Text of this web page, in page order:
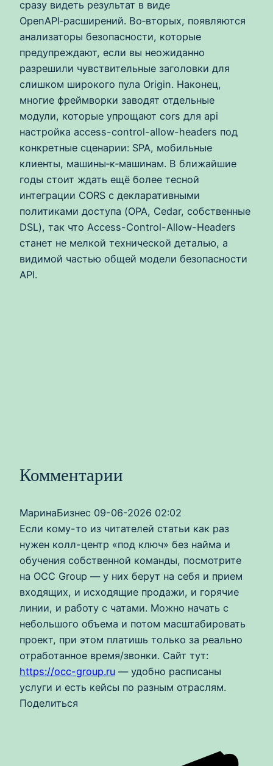
сразу видеть результат в виде
OpenAPI‑расширений. Во‑вторых, появляются
анализаторы безопасности, которые
предупреждают, если вы неожиданно
разрешили чувствительные заголовки для
слишком широкого пула Origin. Наконец,
многие фреймворки заводят отдельные
модули, которые упрощают cors для api
настройка access-control-allow-headers под
конкретные сценарии: SPA, мобильные
клиенты, машины‑к‑машинам. В ближайшие
годы стоит ждать ещё более тесной
интеграции CORS с декларативными
политиками доступа (OPA, Cedar, собственные
DSL), так что Access-Control-Allow-Headers
станет не мелкой технической деталью, а
видимой частью общей модели безопасности
API.
Комментарии
МаринаБизнес 09-06-2026 02:02
Если кому-то из читателей статьи как раз
нужен колл-центр «под ключ» без найма и
обучения собственной команды, посмотрите
на OCC Group — у них берут на себя и прием
входящих, и исходящие продажи, и горячие
линии, и работу с чатами. Можно начать с
небольшого объема и потом масштабировать
проект, при этом платишь только за реально
отработанное время/звонки. Сайт тут:
https://occ-group.ru — удобно расписаны
услуги и есть кейсы по разным отраслям.
Поделиться